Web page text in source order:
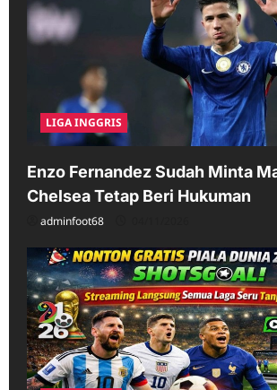
LIGA INGGRIS
Enzo Fernandez Sudah Minta
Chelsea Tetap Beri Hukuman
adminfoot68